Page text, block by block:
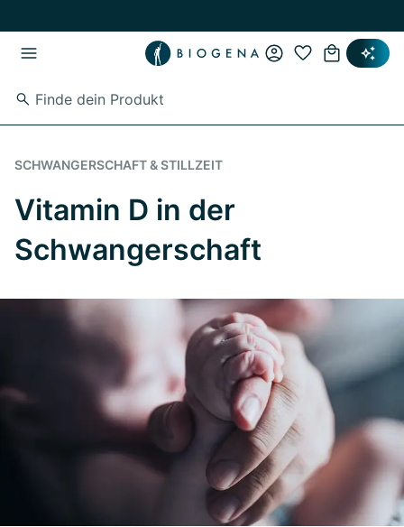
SCHWANGERSCHAFT & STILLZEIT
Vitamin D in der
Schwangerschaft